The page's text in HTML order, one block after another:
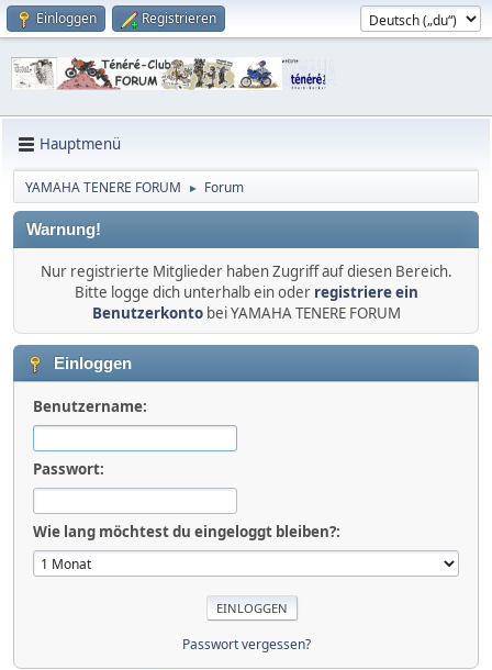
Einloggen Registrieren
Hauptmenü
YAMAHA TENERE FORUM ► Forum
Warnung!
Nur registrierte Mitglieder haben Zugriff auf diesen Bereich.
Bitte logge dich unterhalb ein oder registriere ein
Benutzerkontobei YAMAHA TENERE FORUM
Einloggen
Benutzername:
Passwort:
Wie lang möchtest du eingeloggt bleiben?:
Passwort vergessen?